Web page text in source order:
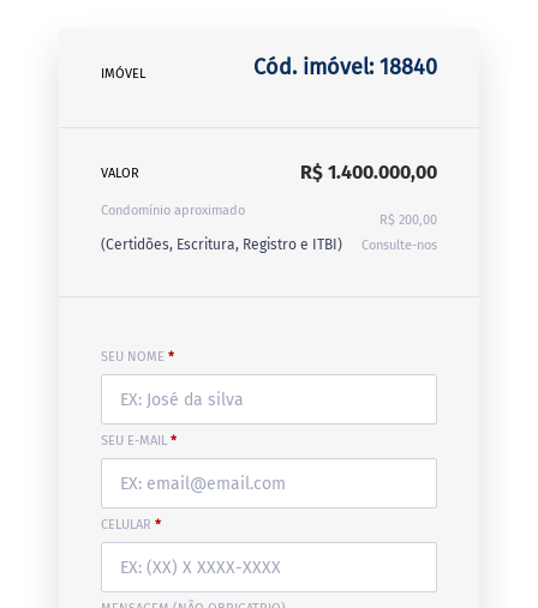
IMÓVEL Cód. imóvel: 18840
VALOR R$ 1.400.000,00
Condomínio aproximado
R$ 200,00
(Certidões, Escritura, Registro e ITBI) Consulte-nos
SEU NOME *
SEU E-MAIL *
CELULAR *